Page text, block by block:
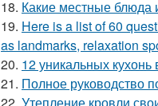
18. Какие местные блюда
19. Here is a list of 60
as landmarks, relaxation
20. 12 уникальных
21. Полное руководство